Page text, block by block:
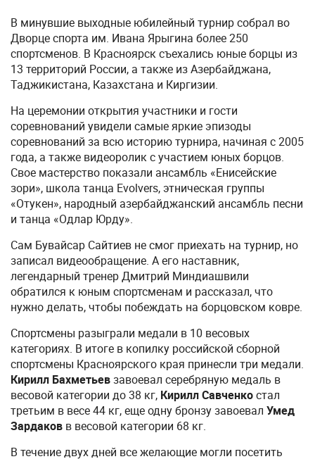
В минувшие выходные юбилейный турнир собрал во
Дворце спорта им. Ивана Ярыгина более 250
спортсменов. В Красноярск съехались юные борцы из
13 территорий России, а также из Азербайджана,
Таджикистана, Казахстана и Киргизии.
На церемонии открытия участники и гости
соревнований увидели самые яркие эпизоды
соревнований за всю историю турнира, начиная с 2005
года, а также видеоролик с участием юных борцов.
Свое мастерство показали ансамбль «Енисейские
зори», школа танца Evolvers, этническая группы
«Отукен», народный азербайджанский ансамбль песни
и танца «Одлар Юрду».
Сам Бувайсар Сайтиев не смог приехать на турнир, но
записал видеообращение. А его наставник,
легендарный тренер Дмитрий Миндиашвили
обратился к юным спортсменам и рассказал, что
нужно делать, чтобы побеждать на борцовском ковре.
Спортсмены разыграли медали в 10 весовых
категориях. В итоге в копилку российской сборной
спортсмены Красноярского края принесли три медали.
Кирилл Бахметьевзавоевал серебряную медаль в
весовой категории до 38 кг, Кирилл Савченкостал
третьим в весе 44 кг, еще одну бронзу завоевал Умед
Зардаков в весовой категории 68 кг.
В течение двух дней все желающие могли посетить